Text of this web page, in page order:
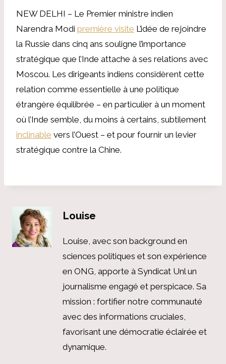
NEW DELHI – Le Premier ministre indien
Narendra Modi première visite L’idée de rejoindre
la Russie dans cinq ans souligne l’importance
stratégique que l’Inde attache à ses relations avec
Moscou. Les dirigeants indiens considèrent cette
relation comme essentielle à une politique
étrangère équilibrée – en particulier à un moment
où l’Inde semble, du moins à certains, subtilement
inclinable vers l’Ouest – et pour fournir un levier
stratégique contre la Chine.
Louise
Louise, avec son background en
sciences politiques et son expérience
en ONG, apporte à Syndicat Unl un
journalisme engagé et perspicace. Sa
mission : fortifier notre communauté
avec des informations cruciales,
favorisant une démocratie éclairée et
dynamique.